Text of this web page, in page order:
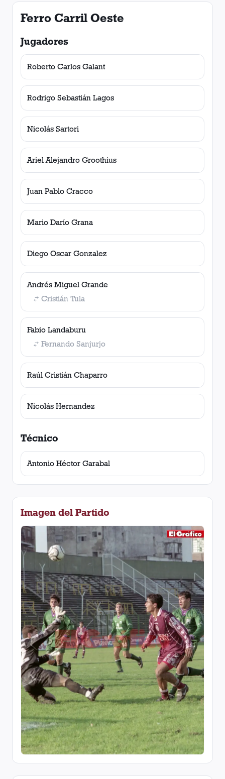
Ferro Carril Oeste
Jugadores
Roberto Carlos Galant
Rodrigo Sebastián Lagos
Nicolás Sartori
Ariel Alejandro Groothius
Juan Pablo Cracco
Mario Darío Grana
Diego Oscar Gonzalez
Andrés Miguel Grande
Cristián Tula
Fabio Landaburu
Fernando Sanjurjo
Raúl Cristián Chaparro
Nicolás Hernandez
Técnico
Antonio Héctor Garabal
Imagen del Partido